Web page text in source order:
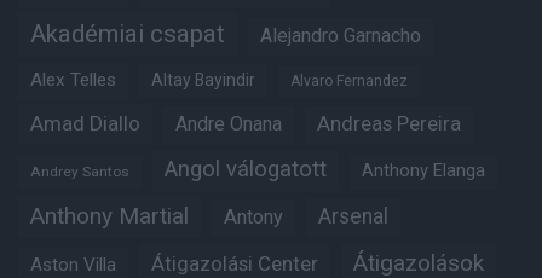
Akadémiai csapat Alejandro Garnacho
Alex Telles Altay Bayindir Alvaro Fernandez
Amad Diallo Andre Onana Andreas Pereira
Andrey Santos Angol válogatott Anthony Elanga
Anthony Martial Antony Arsenal
Aston Villa Átigazolási Center Átigazolások